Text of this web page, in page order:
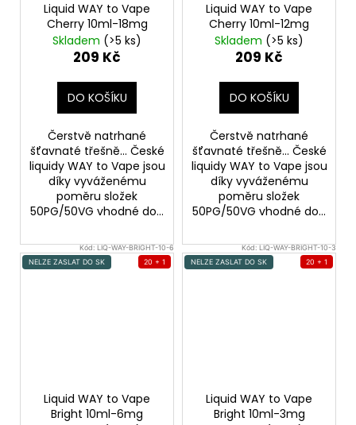
Liquid WAY to Vape
Cherry 10ml-18mg
Skladem (>5 ks)
209 Kč
DO KOŠÍKU
Čerstvě natrhané
šťavnaté třešně... České
liquidy WAY to Vape jsou
díky vyváženému
poměru složek
50PG/50VG vhodné do...
Liquid WAY to Vape
Cherry 10ml-12mg
Skladem (>5 ks)
209 Kč
DO KOŠÍKU
Čerstvě natrhané
šťavnaté třešně... České
liquidy WAY to Vape jsou
díky vyváženému
poměru složek
50PG/50VG vhodné do...
Kód: LIQ-WAY-BRIGHT-10-6
NELZE ZASLAT DO SK
20 + 1
Liquid WAY to Vape
Bright 10ml-6mg
Kód: LIQ-WAY-BRIGHT-10-3
NELZE ZASLAT DO SK
20 + 1
Liquid WAY to Vape
Bright 10ml-3mg